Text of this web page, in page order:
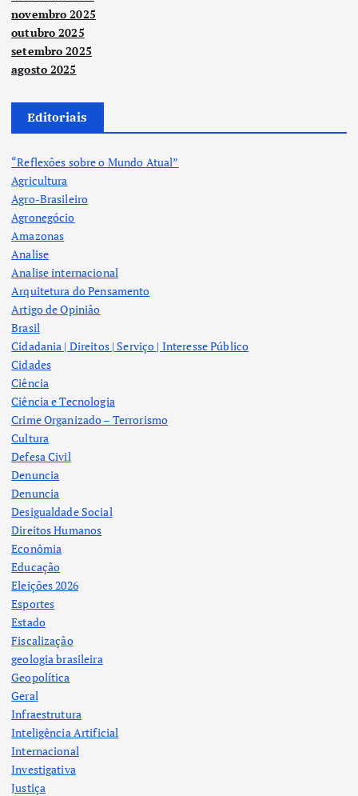
novembro 2025
outubro 2025
setembro 2025
agosto 2025
Editoriais
“Reflexões sobre o Mundo Atual”
Agricultura
Agro-Brasileiro
Agronegócio
Amazonas
Analise
Analise internacional
Arquitetura do Pensamento
Artigo de Opinião
Brasil
Cidadania | Direitos | Serviço | Interesse Público
Cidades
Ciência
Ciência e Tecnologia
Crime Organizado – Terrorismo
Cultura
Defesa Civil
Denuncia
Denuncia
Desigualdade Social
Direitos Humanos
Econômia
Educação
Eleições 2026
Esportes
Estado
Fiscalização
geologia brasileira
Geopolítica
Geral
Infraestrutura
Inteligência Artificial
Internacional
Investigativa
Justiça